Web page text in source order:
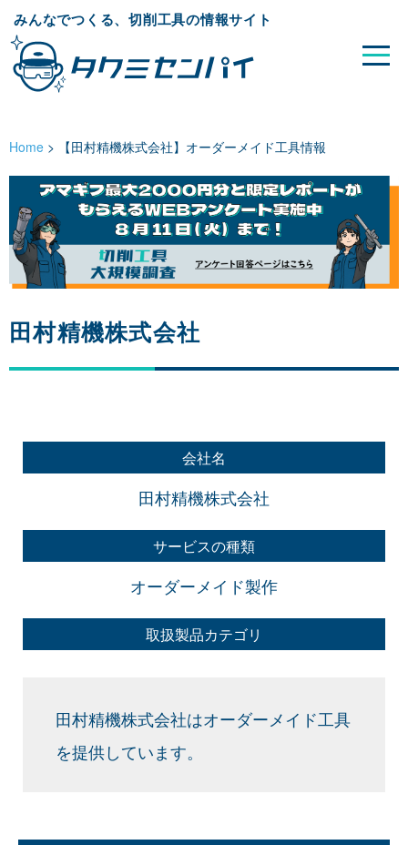
みんなでつくる、切削工具の情報サイト
Home > 【田村精機株式会社】オーダーメイド工具情報
田村精機株式会社
会社名
田村精機株式会社
サービスの種類
オーダーメイド製作
取扱製品カテゴリ
田村精機株式会社はオーダーメイド工具
を提供しています。